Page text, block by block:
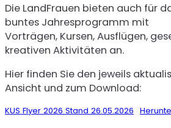
Die LandFrauen bieten auch für
buntes Jahresprogramm mit
Vorträgen, Kursen, Ausflügen,
kreativen Aktivitäten an.
Hier finden Sie den jeweils
Ansicht und zum Download:
KUS Flyer 2026 Stand 26.05.2026